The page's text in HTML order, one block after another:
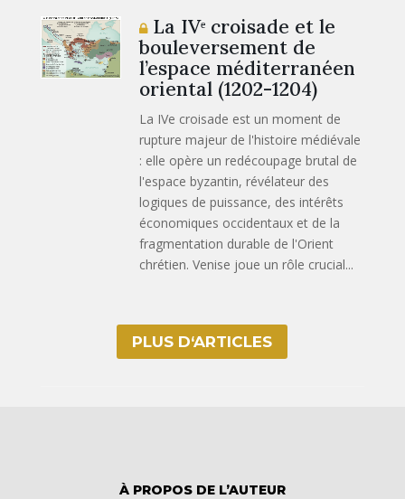
La IVᵉ croisade et le
bouleversement de
l’espace méditerranéen
oriental (1202-1204)
La IVe croisade est un moment de
rupture majeur de l'histoire médiévale
: elle opère un redécoupage brutal de
l'espace byzantin, révélateur des
logiques de puissance, des intérêts
économiques occidentaux et de la
fragmentation durable de l'Orient
chrétien. Venise joue un rôle crucial...
PLUS D‘ARTICLES
À PROPOS DE L’AUTEUR